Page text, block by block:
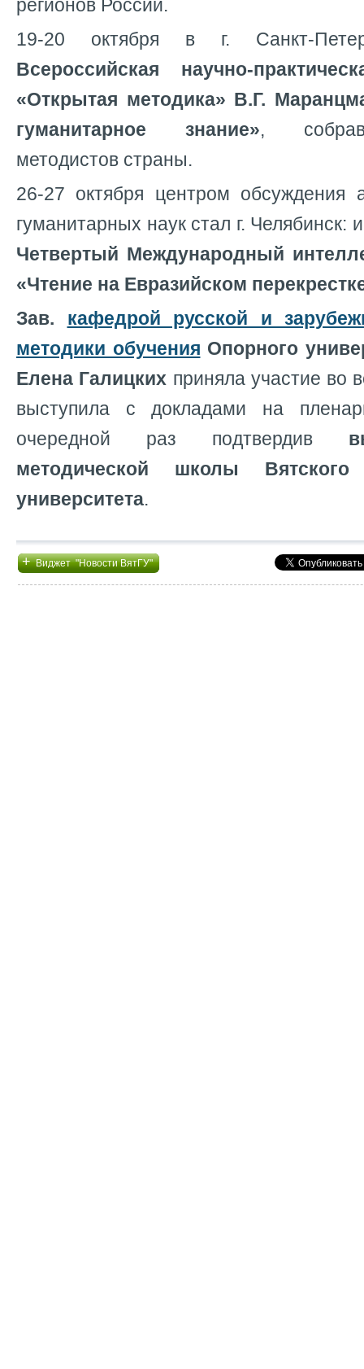
регионов России.
19-20 октября в г. Санкт-
Всероссийская научно-
«Открытая методика» В.Г.
гуманитарное знание»,
методистов страны.
26-27 октября центром обсуждения
гуманитарных наук стал г. Челябинск:
Четвертый Международный
«Чтение на Евразийском
Зав. кафедрой русской и
методики обучения Опорного
Елена Галицких приняла участие во
выступила с докладами на
очередной раз подтвердив
методической школы Вятского
университета.
+Виджет "Новости ВятГУ"